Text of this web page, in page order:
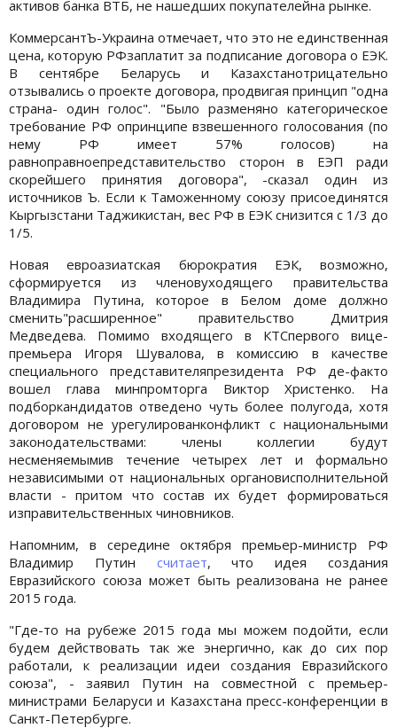
активов банка ВТБ, не нашедших покупателейна рынке.
КоммерсантЪ-Украина отмечает, что это не единственная
цена, которую РФзаплатит за подписание договора о ЕЭК.
В сентябре Беларусь и Казахстанотрицательно
отзывались о проекте договора, продвигая принцип "одна
страна- один голос". "Было разменяно категорическое
требование РФ опринципе взвешенного голосования (по
нему РФ имеет 57% голосов) на
равноправноепредставительство сторон в ЕЭП ради
скорейшего принятия договора", -сказал один из
источников Ъ. Если к Таможенному союзу присоединятся
Кыргызстани Таджикистан, вес РФ в ЕЭК снизится с 1/3 до
1/5.
Новая евроазиатская бюрократия ЕЭК, возможно,
сформируется из членовуходящего правительства
Владимира Путина, которое в Белом доме должно
сменить"расширенное" правительство Дмитрия
Медведева. Помимо входящего в КТСпервого вице-
премьера Игоря Шувалова, в комиссию в качестве
специального представителяпрезидента РФ де-факто
вошел глава минпромторга Виктор Христенко. На
подборкандидатов отведено чуть более полугода, хотя
договором не урегулированконфликт с национальными
законодательствами: члены коллегии будут
несменяемымив течение четырех лет и формально
независимыми от национальных органовисполнительной
власти - притом что состав их будет формироваться
изправительственных чиновников.
Напомним, в середине октября премьер-министр РФ
Владимир Путин считает, что идея создания
Евразийского союза может быть реализована не ранее
2015 года.
"Где-то на рубеже 2015 года мы можем подойти, если
будем действовать так же энергично, как до сих пор
работали, к реализации идеи создания Евразийского
союза", - заявил Путин на совместной с премьер-
министрами Беларуси и Казахстана пресс-конференции в
Санкт-Петербурге.